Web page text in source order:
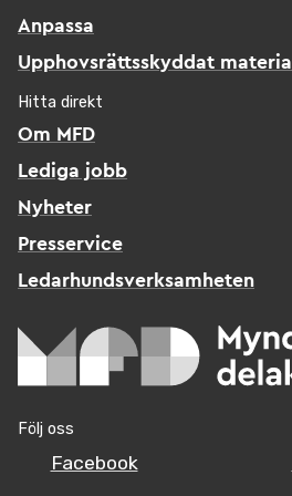
Anpassa
Upphovsrättsskyddat material
Hitta direkt
Om MFD
Lediga jobb
Nyheter
Presservice
Ledarhundsverksamheten
Följ oss
Facebook